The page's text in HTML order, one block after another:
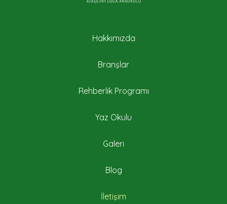
Hakkımızda
Branşlar
Rehberlik Programı
Yaz Okulu
Galeri
Blog
İletişim